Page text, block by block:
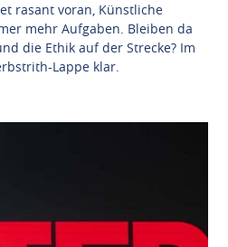
rasant voran, Künstliche
mehr Aufgaben. Bleiben da
die Ethik auf der Strecke? Im
Lappe klar.